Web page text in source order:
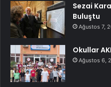
Sezai
Buluştu
Ağustos 7,
Okullar
Ağustos 6,